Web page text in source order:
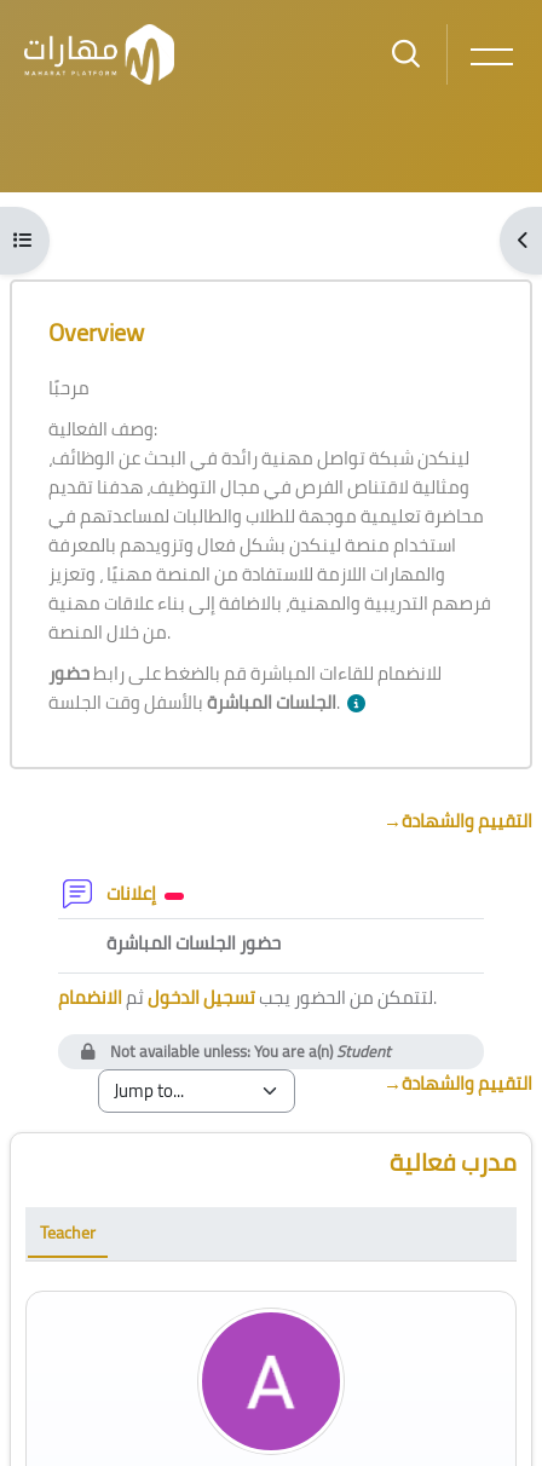
Skip to main content
Blocks
Open course index
Blocks
Skip [Cocoon] Course Overview
Overview
مرحبًا
وصف الفعالية:
لينكدن شبكة تواصل مهنية رائدة في البحث عن الوظائف،
ومثالية لاقتناص الفرص في مجال التوظيف، هدفنا تقديم
محاضرة تعليمية موجهة للطلاب والطالبات لمساعدتهم في
استخدام منصة لينكدن بشكل فعال وتزويدهم بالمعرفة
والمهارات اللازمة للاستفادة من المنصة مهنيًا ، وتعزيز
فرصهم التدريبية والمهنية، بالاضافة إلى بناء علاقات مهنية
من خلال المنصة.
للانضمام للقاءات المباشرة قم بالضغط على رابطحضور
الجلسات المباشرةبالأسفل وقت الجلسة.
→التقييم والشهادة
Forum
حضور الجلسات المباشرةExternal tool
لتتمكن من الحضور يجبتسجيل الدخولثمالانضمام .
Not available unless: You are a(n)Student
→التقييم والشهادة
Blocks
Skip [Cocoon] Course Instructor مدرب فعالية
Teacher